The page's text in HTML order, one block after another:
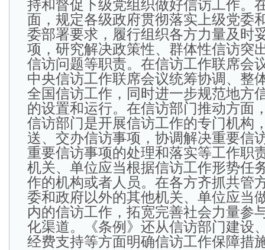
持和督促下级党组织做好信访工作。
面，规定各级政府贯彻落实上级党委
委部署要求，履行组织各方力量及时
项，研究解决政策性、群体性信访突
信访问题等职责。在信访工作联席会
中央信访工作联席会议统筹协调、整
全国信访工作，同时进一步规范地方
的设置和运行。在信访部门推动方面
信访部门是开展信访工作的专门机构
送、交办信访事项，协调解决重要信
重要信访事项的处理和落实等工作职
机关、单位应当根据信访工作形势任
作的机构或者人员。在各方齐抓共管
委和政府以外的其他机关、单位应当
内的信访工作，拓宽完善社会力量参
化渠道。《条例》还从信访部门建设
经费支持等方面明确信访工作保障措